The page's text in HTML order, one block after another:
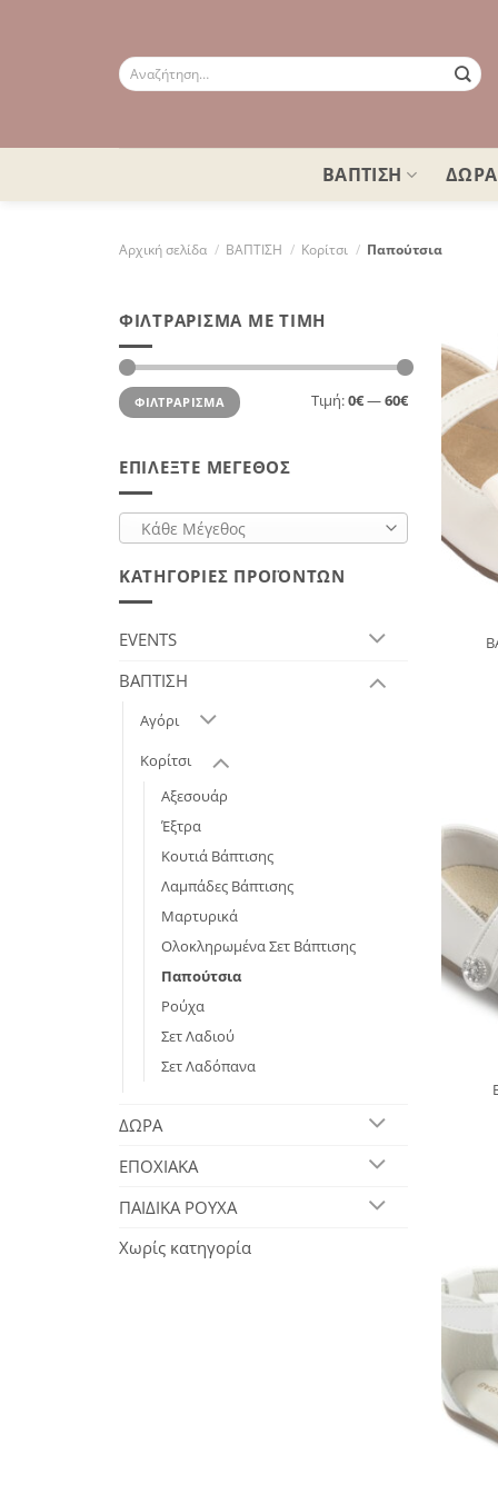
Αναζήτηση
για:
ΒΑΠΤΙΣΗ ΔΩΡΑ
Αρχική σελίδα / ΒΑΠΤΙΣΗ / Κορίτσι / Παπούτσια
ΦΙΛΤΡΆΡΙΣΜΑ ΜΕ ΤΙΜΉ
Ελάχιστη
τιμή
Μέγιστη
τιμήΦΙΛΤΡΆΡΙΣΜΑ Τιμή:0€—60€
ΕΠΙΛΈΞΤΕ ΜΈΓΕΘΟΣ
Κάθε Μέγεθος
ΚΑΤΗΓΟΡΊΕΣ ΠΡΟΪΌΝΤΩΝ
EVENTS
ΒΑΠΤΙΣΗ
Αγόρι
Κορίτσι
Αξεσουάρ
Έξτρα
Κουτιά Βάπτισης
Λαμπάδες Βάπτισης
Μαρτυρικά
Ολοκληρωμένα Σετ Βάπτισης
Παπούτσια
Ρούχα
Σετ Λαδιού
Σετ Λαδόπανα
ΔΩΡΑ
ΕΠΟΧΙΑΚΑ
ΠΑΙΔΙΚΑ ΡΟΥΧΑ
Χωρίς κατηγορία